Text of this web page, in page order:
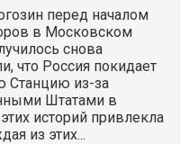
перед началом
в Московском
снова
что Россия покидает
Станцию ​​из-за
Штатами в
историй привлекла
из этих...